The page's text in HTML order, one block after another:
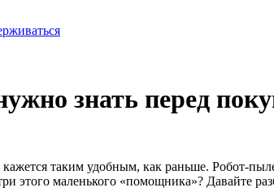
знать перед
таким удобным, как раньше. Робот-
этого маленького «помощника»? Давайте